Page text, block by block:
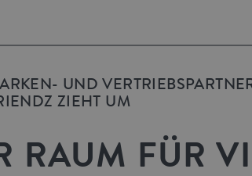
UND
ZIEHT UM
RAUM FÜR